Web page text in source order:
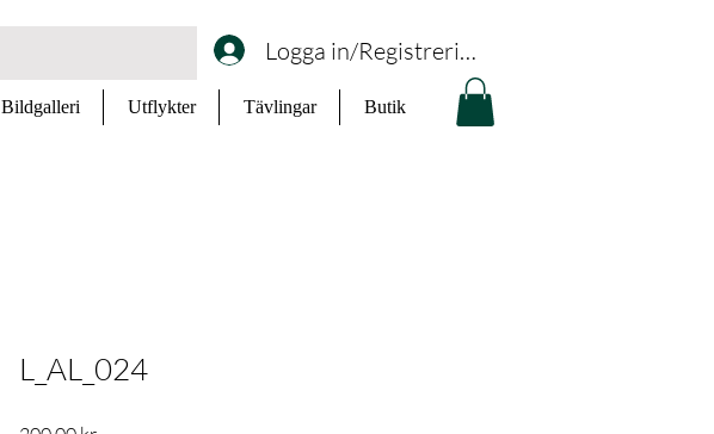
Logga in/Registrering
Bildgalleri Utflykter Tävlingar Butik
L_AL_024